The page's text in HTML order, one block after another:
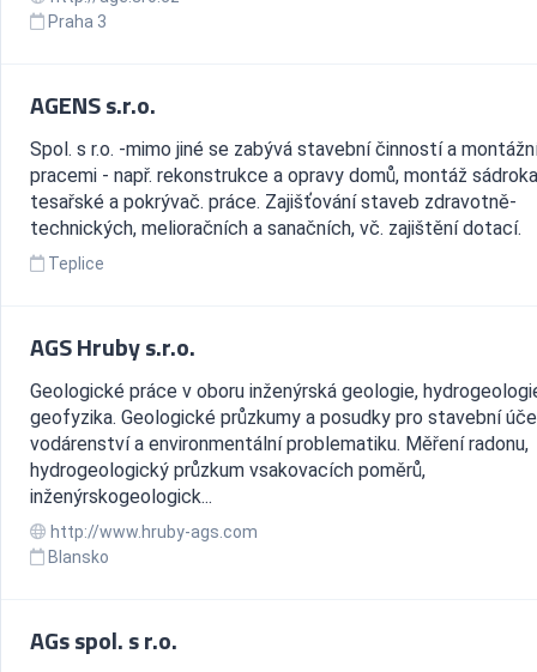
Praha 3
AGENS s.r.o.
Spol. s r.o. -mimo jiné se zabývá stavební činností a
pracemi - např. rekonstrukce a opravy domů, montáž
tesařské a pokrývač. práce. Zajišťování staveb zdravotně-
technických, melioračních a sanačních, vč. zajištění dotací.
Teplice
AGS Hruby s.r.o.
Geologické práce v oboru inženýrská geologie,
geofyzika. Geologické průzkumy a posudky pro stavební
vodárenství a environmentální problematiku. Měření radonu,
hydrogeologický průzkum vsakovacích poměrů,
inženýrskogeologick...
http://www.hruby-ags.com
Blansko
AGs spol. s r.o.